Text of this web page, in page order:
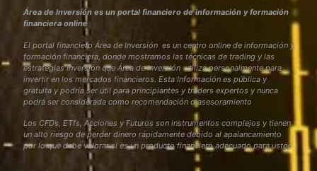
Área de Inversión es un portal financiero de información y formación
financiera online
El portal financiero Área de Inversión es un centro online de información y
formación financiera, donde mostramos las técnicas de trading y las
estrategias inversión que Área de Inversión utiliza personalmente para
invertir en los mercados financieros. Esta Información es pública y
gratuita y podría ser útil para principiantes y traders expertos y nunca
podrá ser considerada como recomendación o asesoramiento
Los CFDs, ETfs, Acciones y Futuros son instrumentos complejos y tienen
un alto riesgo de perder dinero rápidamente debido al apalancamiento
por lo que debe valorar si es un producto financiero adecuado para usted